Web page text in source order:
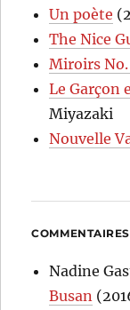
Un poète
The Nice
Miroirs No.
Le Garçon
Miyazaki
Nouvelle
Nadine
Busan